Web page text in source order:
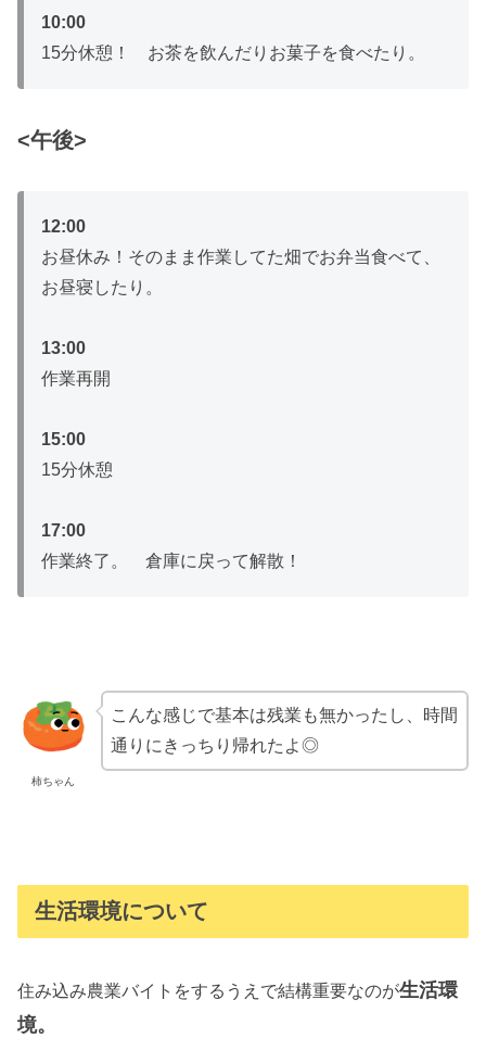
10:00
15分休憩！ お茶を飲んだりお菓子を食べたり。
<午後>
12:00
お昼休み！そのまま作業してた畑でお弁当食べて、
お昼寝したり。
13:00
作業再開
15:00
15分休憩
17:00
作業終了。 倉庫に戻って解散！
柿ちゃん
こんな感じで基本は残業も無かったし、時間
通りにきっちり帰れたよ◎
生活環境について
住み込み農業バイトをするうえで結構重要なのが生活環
境。